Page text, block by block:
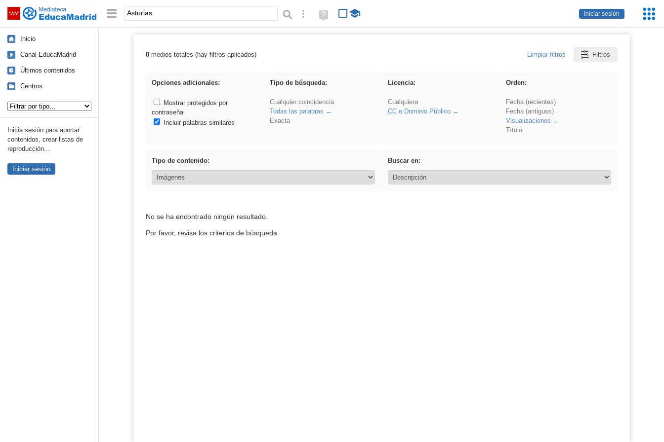
Saltar navegación
Iniciar sesión
Palabra o frase: Búsqueda avanzada
Ayuda
(en
Inicio
Canal EducaMadrid
Últimos contenidos
Centros
Inicia sesión para aportar
contenidos, crear listas de
reproducción...
Iniciar sesión
Resultados de: Asturias
0medios totales (hay filtros aplicados) Limpiar filtros Filtros
Opciones adicionales:
Mostrar protegidos por
contraseña
Incluir palabras similares
Tipo de búsqueda:
Cualquier coincidencia
Todas las palabras
Exacta
Licencia:
Cualquiera
CCo Dominio Público
Orden:
Fecha (recientes)
Fecha (antiguos)
Visualizaciones
Título
Tipo de contenido: Buscar en:
No se ha encontrado ningún resultado.
Por favor, revisa los criterios de búsqueda.